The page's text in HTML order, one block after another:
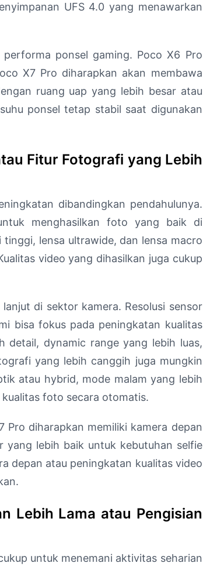
UFS 4.0 yang menawarkan
ponsel gaming. Poco X6 Pro
X7 Pro diharapkan akan membawa
ruang uap yang lebih besar atau
ponsel tetap stabil saat digunakan
Fitur Fotografi yang Lebih
dibandingkan pendahulunya.
menghasilkan foto yang baik di
lensa ultrawide, dan lensa macro
video yang dihasilkan juga cukup
di sektor kamera. Resolusi sensor
bisa fokus pada peningkatan kualitas
detail, dynamic range yang lebih luas,
yang lebih canggih juga mungkin
atau hybrid, mode malam yang lebih
foto secara otomatis.
Pro diharapkan memiliki kamera depan
yang lebih baik untuk kebutuhan selfie
depan atau peningkatan kualitas video
Lebih Lama atau Pengisian
untuk menemani aktivitas seharian